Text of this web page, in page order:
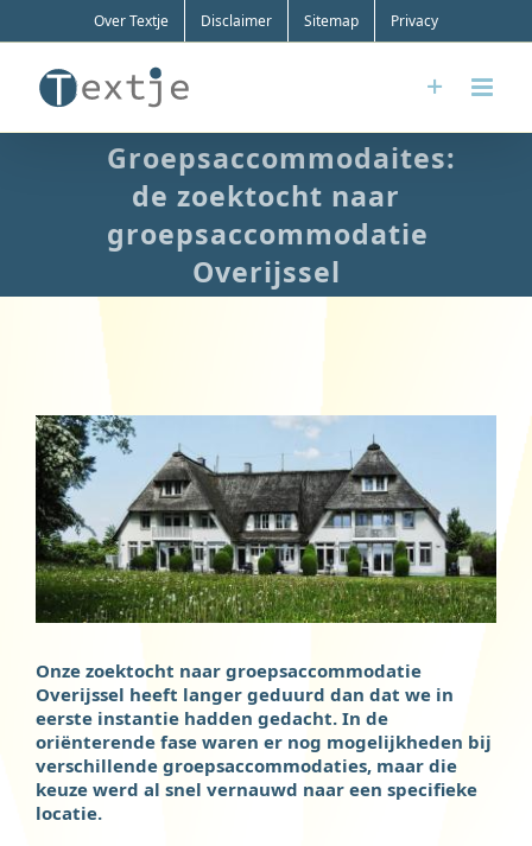
Over Textje Disclaimer Sitemap Privacy
Groepsaccommodaites:
de zoektocht naar
groepsaccommodatie
Overijssel
Bekijk
grotere
afbeelding
Onze zoektocht naar groepsaccommodatie
Overijssel heeft langer geduurd dan dat we in
eerste instantie hadden gedacht. In de
oriënterende fase waren er nog mogelijkheden bij
verschillende groepsaccommodaties, maar die
keuze werd al snel vernauwd naar een specifieke
locatie.